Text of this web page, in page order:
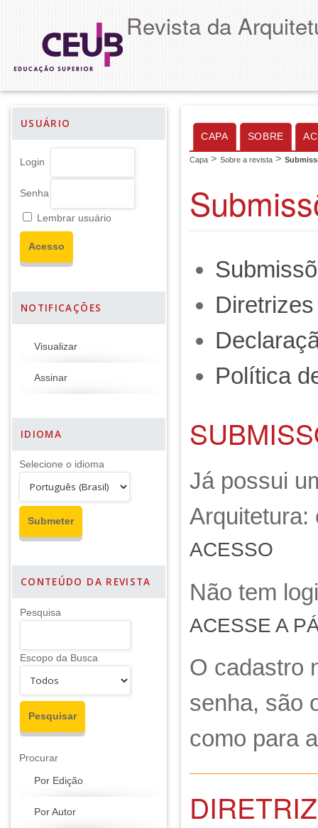
Revista da
USUÁRIO
Login
Senha
Lembrar usuário
NOTIFICAÇÕES
Visualizar
Assinar
IDIOMA
Selecione o idioma
CONTEÚDO DA REVISTA
Pesquisa
Escopo da Busca
Procurar
Por Edição
Por Autor
CAPA SOBRE
Capa > Sobre a revista >
Política
Já possui
Arquitetura:
ACESSO
Não tem
ACESSE A
O cadastro
senha, são
como para